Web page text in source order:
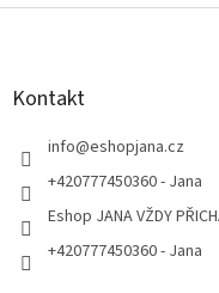
Z
Kontakt
info@eshopjana.cz
+420777450360 - Jana
Eshop JANA VŽDY
+420777450360 - Jana